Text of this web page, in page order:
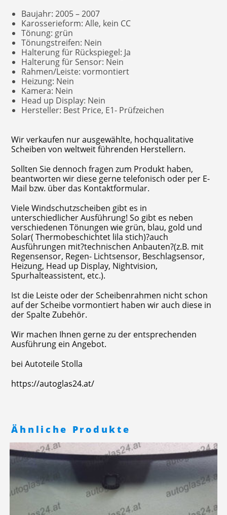
Baujahr: 2005 – 2007
Karosserieform: Alle, kein CC
Tönung: grün
Tönungstreifen: Nein
Halterung für Rückspiegel: Ja
Halterung für Sensor: Nein
Rahmen/Leiste: vormontiert
Heizung: Nein
Kamera: Nein
Head up Display: Nein
Hersteller: Best Price, E1- Prüfzeichen
Wir verkaufen nur ausgewählte, hochqualitative
Scheiben von weltweit führenden Herstellern.
Sollten Sie dennoch fragen zum Produkt haben,
beantworten wir diese gerne telefonisch oder per E-
Mail bzw. über das Kontaktformular.
Viele Windschutzscheiben gibt es in
unterschiedlicher Ausführung! So gibt es neben
verschiedenen Tönungen wie grün, blau, gold und
Solar( Thermobeschichtet lila stich)?auch
Ausführungen mit?technischen Anbauten?(z.B. mit
Regensensor, Regen- Lichtsensor, Beschlagsensor,
Heizung, Head up Display, Nightvision,
Spurhalteassistent, etc.).
Ist die Leiste oder der Scheibenrahmen nicht schon
auf der Scheibe vormontiert haben wir auch diese in
der Spalte Zubehör.
Wir machen Ihnen gerne zu der entsprechenden
Ausführung ein Angebot.
bei Autoteile Stolla
https://autoglas24.at/
Ähnliche Produkte